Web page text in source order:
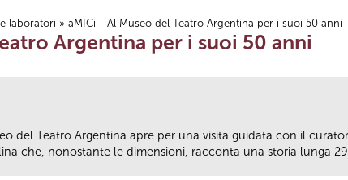
laboratori » aMICi - Al Museo del Teatro Argentina per i suoi 50 anni
Argentina per i suoi 50 anni
del Teatro Argentina apre per una visita guidata con il
che, nonostante le dimensioni, racconta una storia lunga